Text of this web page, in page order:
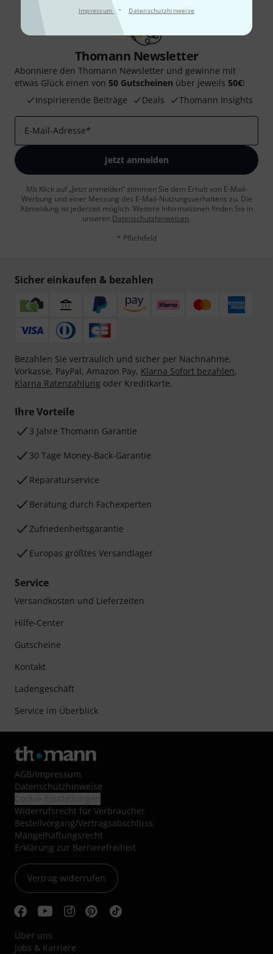
Impressum · Datenschutzhinweise
Thomann Newsletter
Abonniere den Thomann Newsletter und gewinne mit
etwas Glück einen von 50 Gutscheinen über jeweils 50€!
Inspirierende Beiträge
Deals Thomann Insights
E-Mail-Adresse*
Jetzt anmelden
Mit Klick auf „Jetzt anmelden“ stimmen Sie dem Erhalt von E-Mail-
Werbung und einer Messung des E-Mail-Nutzungsverhaltens zu. Die
Abmeldung ist jederzeit möglich. Weitere Informationen finden Sie in
unseren Datenschutzhinweisen.
* Pflichtfeld
Sicher einkaufen & bezahlen
Bezahlen Sie vertraulich und sicher per Nachnahme,
Vorkasse, PayPal, Amazon Pay, Klarna Sofort bezahlen,
Klarna Ratenzahlung oder Kreditkarte.
Ihre Vorteile
3 Jahre Thomann Garantie
30 Tage Money-Back-Garantie
Reparaturservice
Beratung durch Fachexperten
Zufriedenheitsgarantie
Europas größtes Versandlager
Service
Versandkosten und Lieferzeiten
Hilfe-Center
Gutscheine
Kontakt
Ladengeschäft
Service im Überblick
AGB/Impressum
Datenschutzhinweise
Widerrufsrecht für Verbraucher
Bestellvorgang/Vertragsabschluss
Mängelhaftungsrecht
Erklärung zur Barrierefreiheit
Vertrag widerrufen
Über uns
Jobs & Karriere